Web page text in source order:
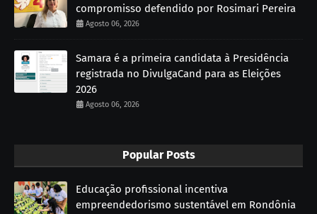
compromisso defendido por Rosimari Pereira
Agosto 06, 2026
Samara é a primeira candidata à Presidência
registrada no DivulgaCand para as Eleições
2026
Agosto 06, 2026
Popular Posts
Educação profissional incentiva
empreendedorismo sustentável em Rondônia